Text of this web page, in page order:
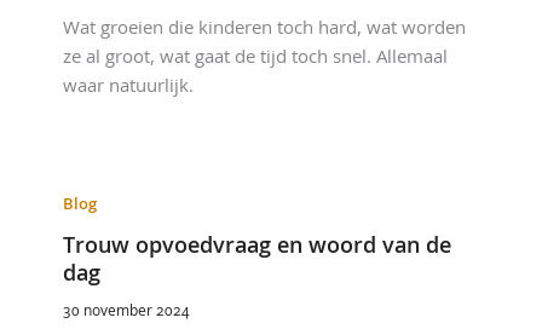
Wat groeien die kinderen toch hard, wat worden
ze al groot, wat gaat de tijd toch snel. Allemaal
waar natuurlijk.
Blog
Trouw opvoedvraag en woord van de
dag
30 november 2024